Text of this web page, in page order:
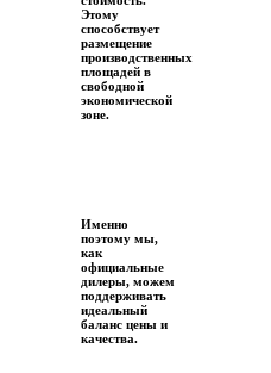
Этому
способствует
размещение
производственных
площадей в
свободной
экономической
зоне.
Именно
поэтому мы,
как
официальные
дилеры, можем
поддерживать
идеальный
баланс цены и
качества.